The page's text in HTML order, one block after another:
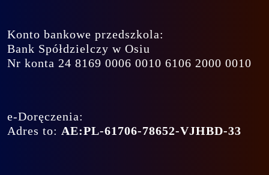
Konto bankowe przedszkola:
Bank Spółdzielczy w Osiu
Nr konta 24 8169 0006 0010 6106 2000 0010
e-Doręczenia:
Adres to: AE:PL-61706-78652-VJHBD-33